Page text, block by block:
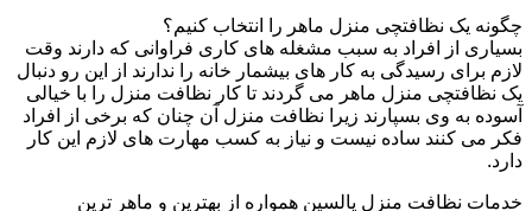
چگونه یک نظافتچی منزل ماهر را انتخاب کنیم؟
بسیاری از افراد به سبب مشغله های کاری فراوانی که دارند وقت
لازم برای رسیدگی به کار های بیشمار خانه را ندارند از این رو دنبال
یک نظافتچی منزل ماهر می گردند تا کار نظافت منزل را با خیالی
آسوده به وی بسپارند زیرا نظافت منزل آن چنان که برخی از افراد
فکر می کنند ساده نیست و نیاز به کسب مهارت های لازم این کار
دارد.
خدمات نظافت منزل پالسین همواره از بهترین و ماهر ترین